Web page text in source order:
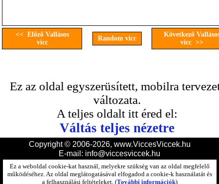
<< Előző Vallásos
vicc
Random vicc
Következő
vicc >>
Ez az oldal egyszerüsített, mobilra
változata.
A teljes oldalt itt éred el:
Váltás teljes nézetre
Copyright © 2006-2026, www.ViccesViccek.hu
E-mail: info@viccesviccek.hu
Ez a weboldal cookie-kat használ, melyekre szükség van az oldal megfelelő
működéséhez. Az oldal meglátogatásával elfogadod a cookie-k használatát és
a felhasználási feltételeket. (További információk)